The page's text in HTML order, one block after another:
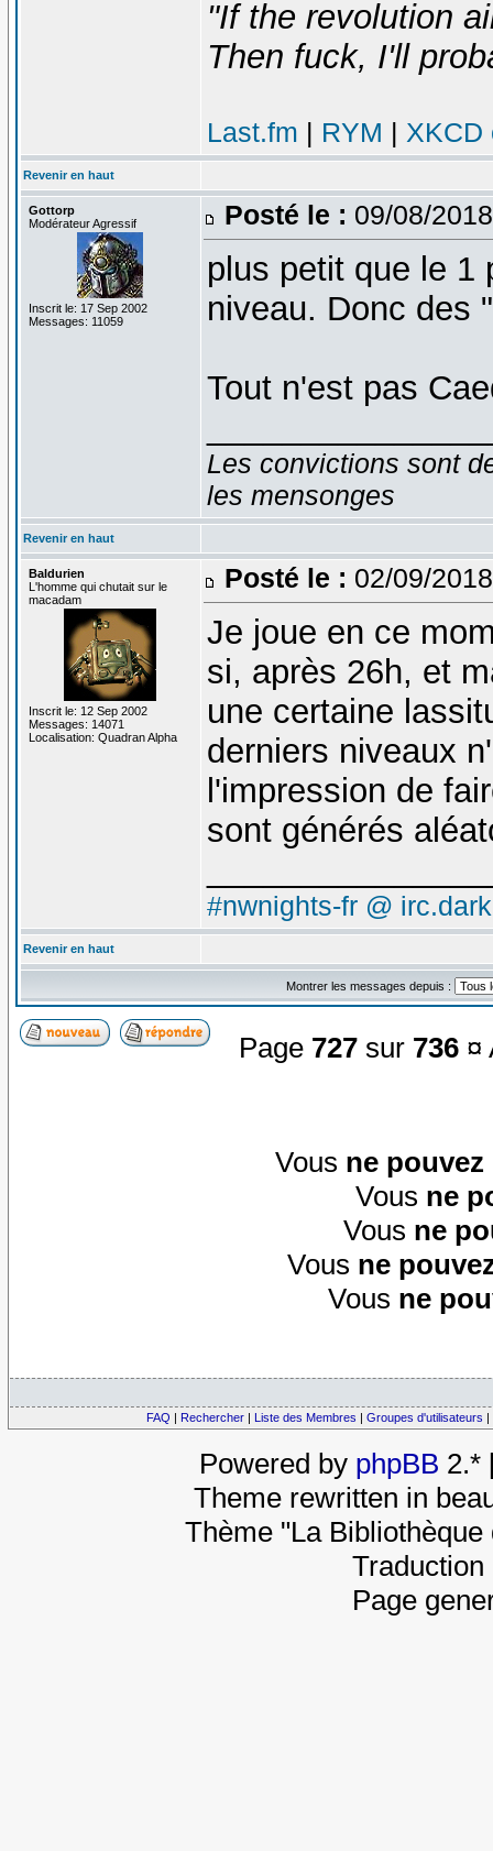
"If the revolution
Then fuck, I'll
Last.fm | RYM | XKCD
Revenir en haut
Gottorp
Modérateur Agressif
Inscrit le: 17 Sep 2002
Messages: 11059
Posté le : 09/08/
plus petit que le 1
niveau. Donc des
Tout n'est pas
Les convictions sont
les mensonges
Revenir en haut
Baldurien
L'homme qui chutait sur le
macadam
Inscrit le: 12 Sep 2002
Messages: 14071
Localisation: Quadran Alpha
Posté le : 02/09/
Je joue en ce
si, après 26h, et
une certaine
derniers niveaux
l'impression de
sont générés
#nwnights-fr @
Revenir en haut
Montrer les messages depuis :
Page 727 sur 736 ¤
Vous ne pouvez
Vous ne
Vous ne
Vous ne
Vous ne
FAQ | Rechercher | Liste des Membres | Groupes d'utilisateurs |
Powered by phpBB 2.*
Theme rewritten in
Thème "La
Page